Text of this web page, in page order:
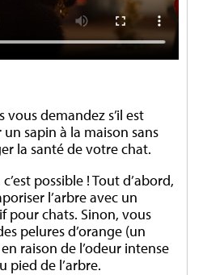
vous demandez s’il est
un sapin à la maison sans
la santé de votre chat.
possible ! Tout d’abord,
l’arbre avec un
pour chats. Sinon, vous
pelures d’orange (un
raison de l’odeur intense
pied de l’arbre.